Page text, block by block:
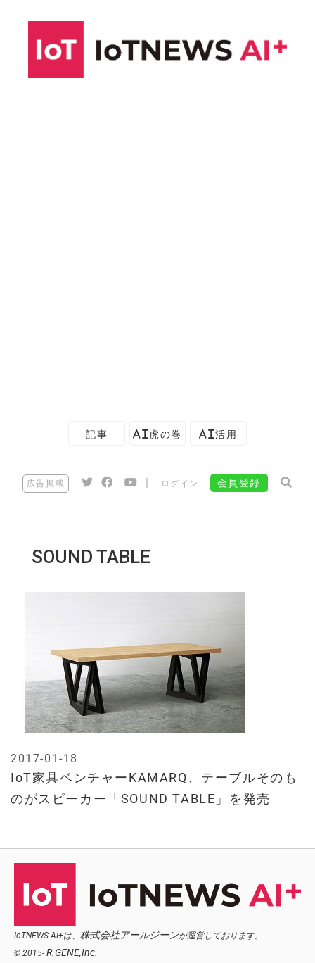
記事 AI虎の巻 AI活用
広告掲載 ログイン 会員登録
SOUND TABLE
IoT家具ベンチャーKAMARQ、テーブルそのも
のがスピーカー「SOUND TABLE」を発売
2017-01-18
IoTNEWS AI+は、 株式会社アールジーンが運営しております。
© 2015- R.GENE,Inc.